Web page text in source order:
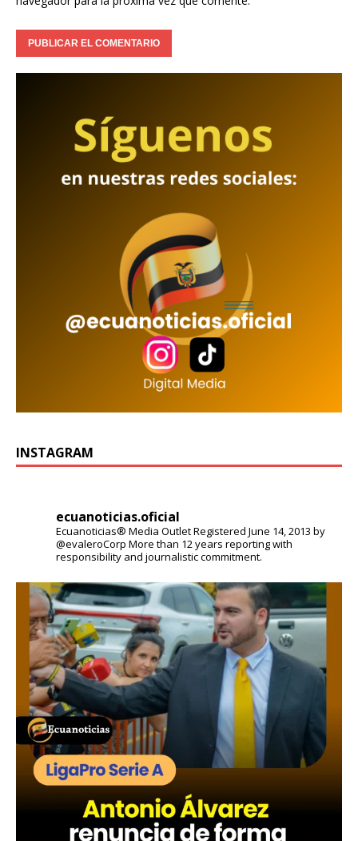
INSTAGRAM
ecuanoticias.oficial
Ecuanoticias® Media OutletRegistered June 14, 2013 by
@evaleroCorp More than 12 years reporting with
responsibility and journalistic commitment.